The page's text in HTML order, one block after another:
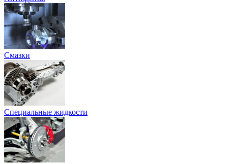
Смазки
Специальные жидкости